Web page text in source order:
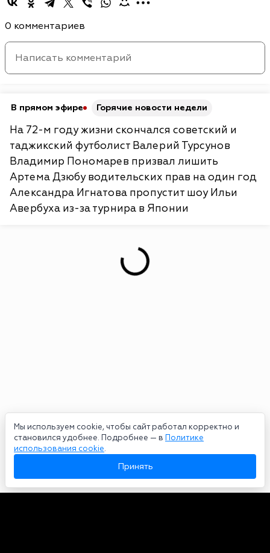
Мы используем cookie, чтобы сайт работал корректно и
становился удобнее. Подробнее — в Политике
использования cookie.
Принять
0 комментариев
В прямом эфире Горячие новости недели
На 72-м году жизни скончался советский и
таджикский футболист Валерий Турсунов
Владимир Пономарев призвал лишить
Артема Дзюбу водительских прав на один год
Александра Игнатова пропустит шоу Ильи
Авербуха из-за турнира в Японии